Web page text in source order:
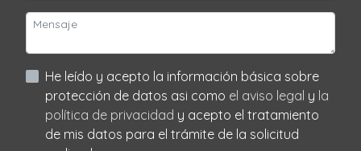
He leído y acepto la información básica sobre
protección de datos asi como el aviso legal y la
política de privacidad y acepto el tratamiento
de mis datos para el trámite de la solicitud